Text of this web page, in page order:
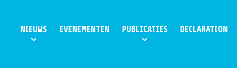
NIEUWS EVENEMENTEN PUBLICATIES DECLARATION